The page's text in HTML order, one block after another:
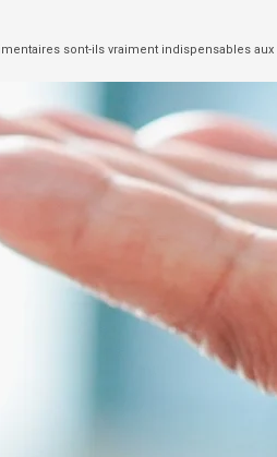
sont-ils vraiment indispensables aux